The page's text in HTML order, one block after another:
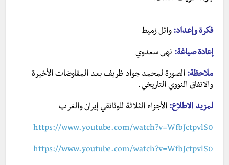
فكرة وإعداد: وائل زميط
إعادة صياغة: نهى سعدوي
ملاحظة: الصورة لمحمد جواد ظريف بعد المفاوضات الأخيرة
والاتفاق النووي التاريخي.
لمزيد الاطلاع: الأجزاء الثلاثة للوثائقي إيران والغرب
https://www.youtube.com/watch?v=WfbJctpvlS0
https://www.youtube.com/watch?v=WfbJctpvlS0